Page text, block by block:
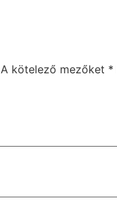
A kötelező mezőket *